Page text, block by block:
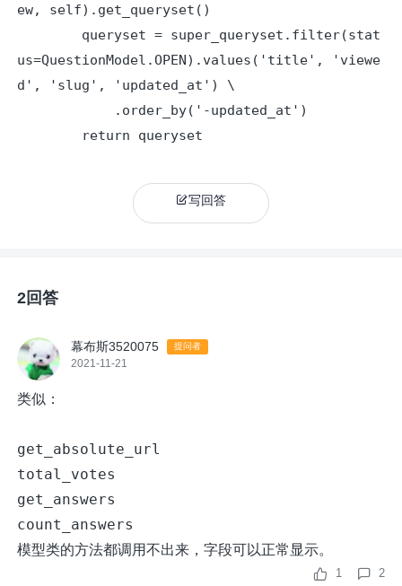
ew, self).get_queryset()
us=QuestionModel.OPEN).values('title', 'viewe
d', 'slug', 'updated_at') \
写回答
2回答
幕布斯3520075 提问者
2021-11-21
类似：
get_absolute_url
total_votes
get_answers
count_answers
模型类的方法都调用不出来，字段可以正常显示。
1 2